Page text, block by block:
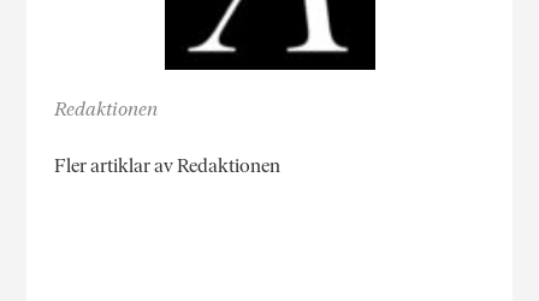
Redaktionen
Fler artiklar av Redaktionen